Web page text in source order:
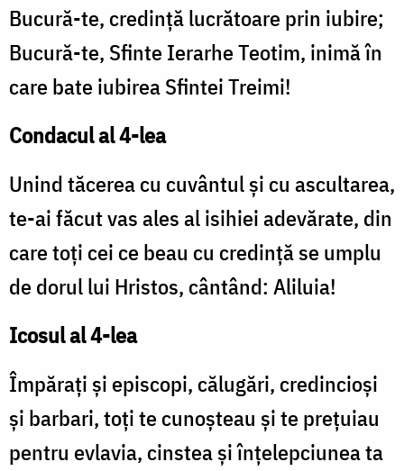
Bucură-te, credință lucrătoare prin iubire;
Bucură-te, Sfinte Ierarhe Teotim, inimă în
care bate iubirea Sfintei Treimi!
Condacul al 4-lea
Unind tăcerea cu cuvântul și cu ascultarea,
te-ai făcut vas ales al isihiei adevărate, din
care toți cei ce beau cu credință se umplu
de dorul lui Hristos, cântând: Aliluia!
Icosul al 4-lea
Împărați și episcopi, călugări, credincioși
și barbari, toți te cunoșteau și te prețuiau
pentru evlavia, cinstea și înțelepciunea ta